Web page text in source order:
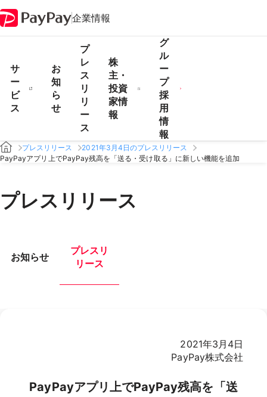
企業情報
サ
ー
ビ
ス
お
知
ら
せ
プ
レ
ス
リ
リ
ー
ス
株
主・
投資
家情
報
グ
ル
ー
プ
採
用
情
報
プレスリリース
2021年3月4日のプレスリリース
PayPayアプリ上でPayPay残高を「送る・受け取る」に新しい機能を追加
プレスリリース
お知らせ
プレスリ
リース
2021年3月4日
PayPay株式会社
PayPayアプリ上でPayPay残高を「送